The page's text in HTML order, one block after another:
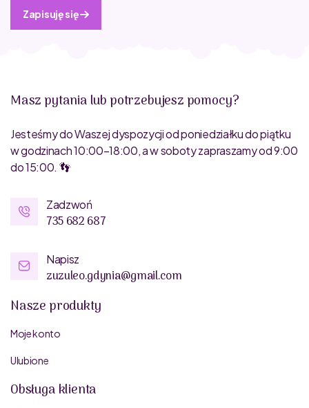
Zapisuję się
Masz pytania lub potrzebujesz pomocy?
Jesteśmy do Waszej dyspozycji od poniedziałku do piątku
w godzinach 10:00–18:00, a w soboty zapraszamy od 9:00
do 15:00. 👣
Zadzwoń
735 682 687
Napisz
zuzuleo.gdynia@gmail.com
Nasze produkty
Moje konto
Ulubione
Obsługa klienta